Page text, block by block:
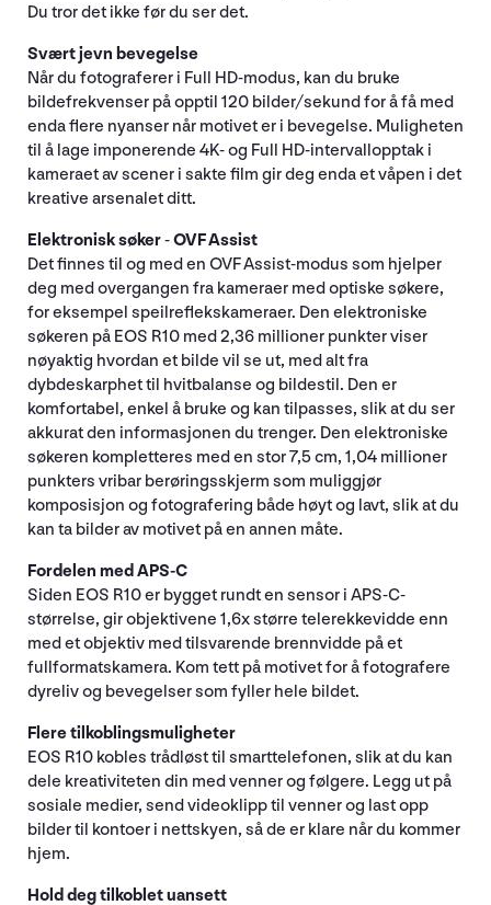
Du tror det ikke før du ser det.
Svært jevn bevegelse
Når du fotograferer i Full HD-modus, kan du bruke
bildefrekvenser på opptil 120 bilder/sekund for å få med
enda flere nyanser når motivet er i bevegelse. Muligheten
til å lage imponerende 4K- og Full HD-intervallopptak i
kameraet av scener i sakte film gir deg enda et våpen i det
kreative arsenalet ditt.
Elektronisk søker-OVF Assist
Det finnes til og med en OVF Assist-modus som hjelper
deg med overgangen fra kameraer med optiske søkere,
for eksempel speilreflekskameraer. Den elektroniske
søkeren på EOS R10 med 2,36 millioner punkter viser
nøyaktig hvordan et bilde vil se ut, med alt fra
dybdeskarphet til hvitbalanse og bildestil. Den er
komfortabel, enkel å bruke og kan tilpasses, slik at du ser
akkurat den informasjonen du trenger. Den elektroniske
søkeren kompletteres med en stor 7,5 cm, 1,04 millioner
punkters vribar berøringsskjerm som muliggjør
komposisjon og fotografering både høyt og lavt, slik at du
kan ta bilder av motivet på en annen måte.
Fordelen med APS-C
Siden EOS R10 er bygget rundt en sensor i APS-C-
størrelse, gir objektivene 1,6x større telerekkevidde enn
med et objektiv med tilsvarende brennvidde på et
fullformatskamera. Kom tett på motivet for å fotografere
dyreliv og bevegelser som fyller hele bildet.
Flere tilkoblingsmuligheter
EOS R10 kobles trådløst til smarttelefonen, slik at du kan
dele kreativiteten din med venner og følgere. Legg ut på
sosiale medier, send videoklipp til venner og last opp
bilder til kontoer i nettskyen, så de er klare når du kommer
hjem.
Hold deg tilkoblet uansett